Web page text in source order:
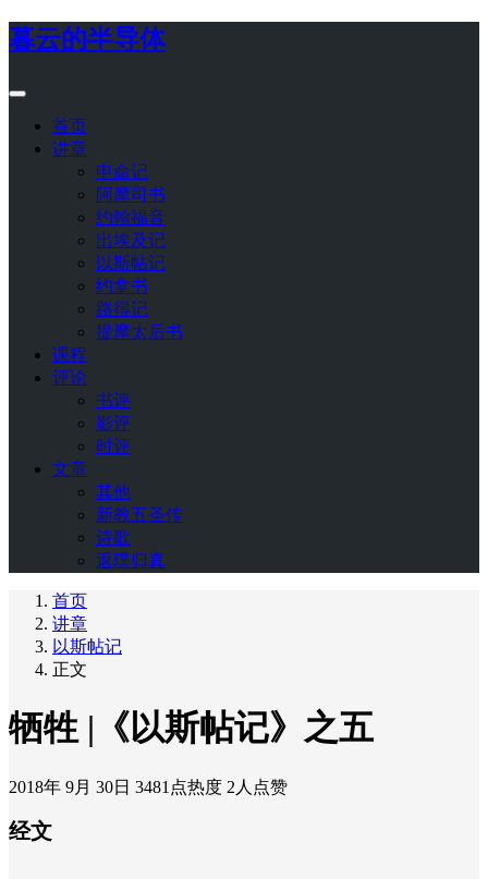
暮云的半导体
首页
讲章
申命记
阿摩司书
约翰福音
出埃及记
以斯帖记
约拿书
路得记
提摩太后书
课程
评论
书评
影评
时评
文章
其他
新教五圣传
诗歌
返璞归真
首页
讲章
以斯帖记
正文
牺牲 |《以斯帖记》之五
2018年 9月 30日 3481点热度 2人点赞
经文